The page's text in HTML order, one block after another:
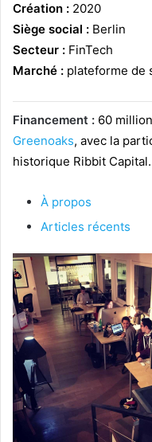
Création : 2020
Siège social : Berlin
Secteur : FinTech
Marché : plateforme de
Financement : 60
Greenoaks, avec la
historique Ribbit Capital.
À propos
Articles récents